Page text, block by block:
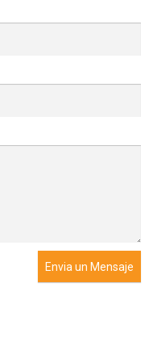
Envia un Mensaje